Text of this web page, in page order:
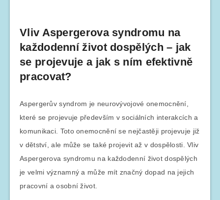
Vliv Aspergerova syndromu na
každodenní život dospělých – jak
se projevuje a jak s ním efektivně
pracovat?
Aspergerův syndrom je neurovývojové onemocnění,
které se projevuje především v sociálních interakcích a
komunikaci. Toto onemocnění se nejčastěji projevuje již
v dětství, ale může se také projevit až v dospělosti. Vliv
Aspergerova syndromu na každodenní život dospělých
je velmi významný a může mít značný dopad na jejich
pracovní a osobní život.